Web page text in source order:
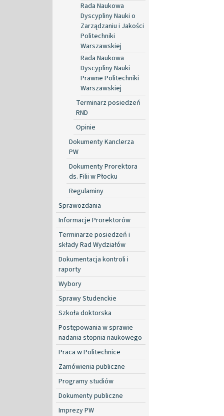
Rada Naukowa
Dyscypliny Nauki o
Zarządzaniu i Jakości
Politechniki
Warszawskiej
Rada Naukowa
Dyscypliny Nauki
Prawne Politechniki
Warszawskiej
Terminarz posiedzeń
RND
Opinie
Dokumenty Kanclerza
PW
Dokumenty Prorektora
ds. Filii w Płocku
Regulaminy
Sprawozdania
Informacje Prorektorów
Terminarze posiedzeń i
składy Rad Wydziałów
Dokumentacja kontroli i
raporty
Wybory
Sprawy Studenckie
Szkoła doktorska
Postępowania w sprawie
nadania stopnia naukowego
Praca w Politechnice
Zamówienia publiczne
Programy studiów
Dokumenty publiczne
Imprezy PW